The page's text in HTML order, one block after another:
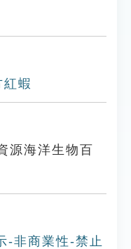
蝦
源海洋生物百
-非商業性-禁止